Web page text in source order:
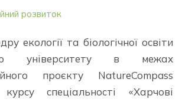
розвиток
екології та біологічної освіти
університету в межах
проєкту NatureCompass
спеціальності «Харчові